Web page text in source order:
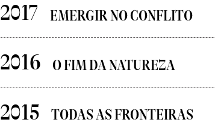
2017 EMERGIR NO CONFLITO
2016 O FIM DA NATUREZA
2015 TODAS AS FRONTEIRAS